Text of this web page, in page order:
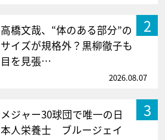
2
高橋文哉、“体のある部分”の
サイズが規格外？黒柳徹子も
目を見張…
2026.08.07
3
メジャー30球団で唯一の日
本人栄養士 ブルージェイ